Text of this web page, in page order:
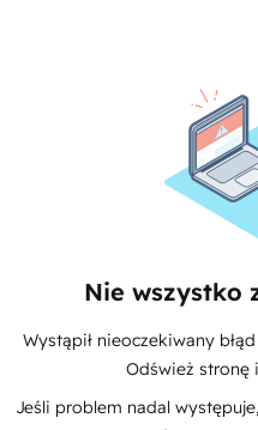
Nie wszystko
Wystąpił nieoczekiwany
Odśwież stronę
Jeśli problem nadal